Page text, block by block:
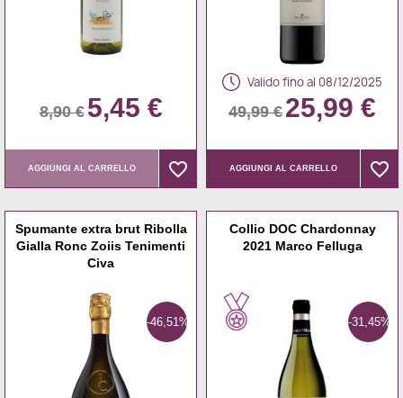
8,90 € 5,45 €
AGGIUNGI AL CARRELLO favorite_border
favorite_border
Valido fino al 08/12/2025
49,99 € 25,99 €
AGGIUNGI AL CARRELLO favorite_border
favorite_border
Spumante extra brut Ribolla
Gialla Ronc Zoiis Tenimenti
Civa
-46,51%
Collio DOC Chardonnay
2021 Marco Felluga
-31,45%